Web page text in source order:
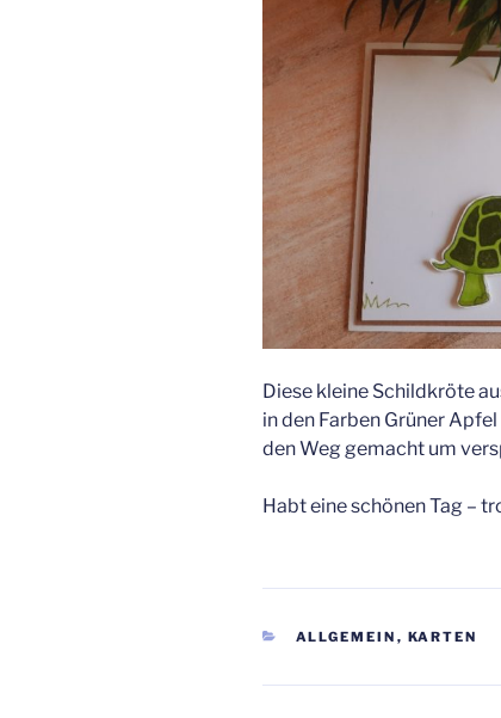
Diese kleine Schildkröte
in den Farben Grüner
den Weg gemacht um
Habt eine schönen Tag –
KATEGORIEN
ALLGEMEIN , KARTEN